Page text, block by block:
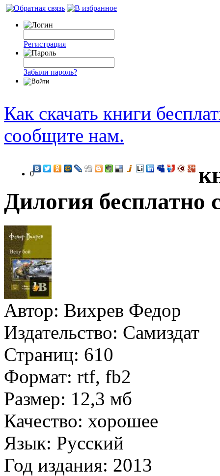
Регистрация
Забыли пароль?
Как скачать книги
сообщите нам.
0
Дилогия бесплатно
Автор: Вихрев Федор
Издательство: Самиздат
Страниц: 610
Формат: rtf, fb2
Размер: 12,3 мб
Качество: хорошее
Язык: Русский
Год издания: 2013